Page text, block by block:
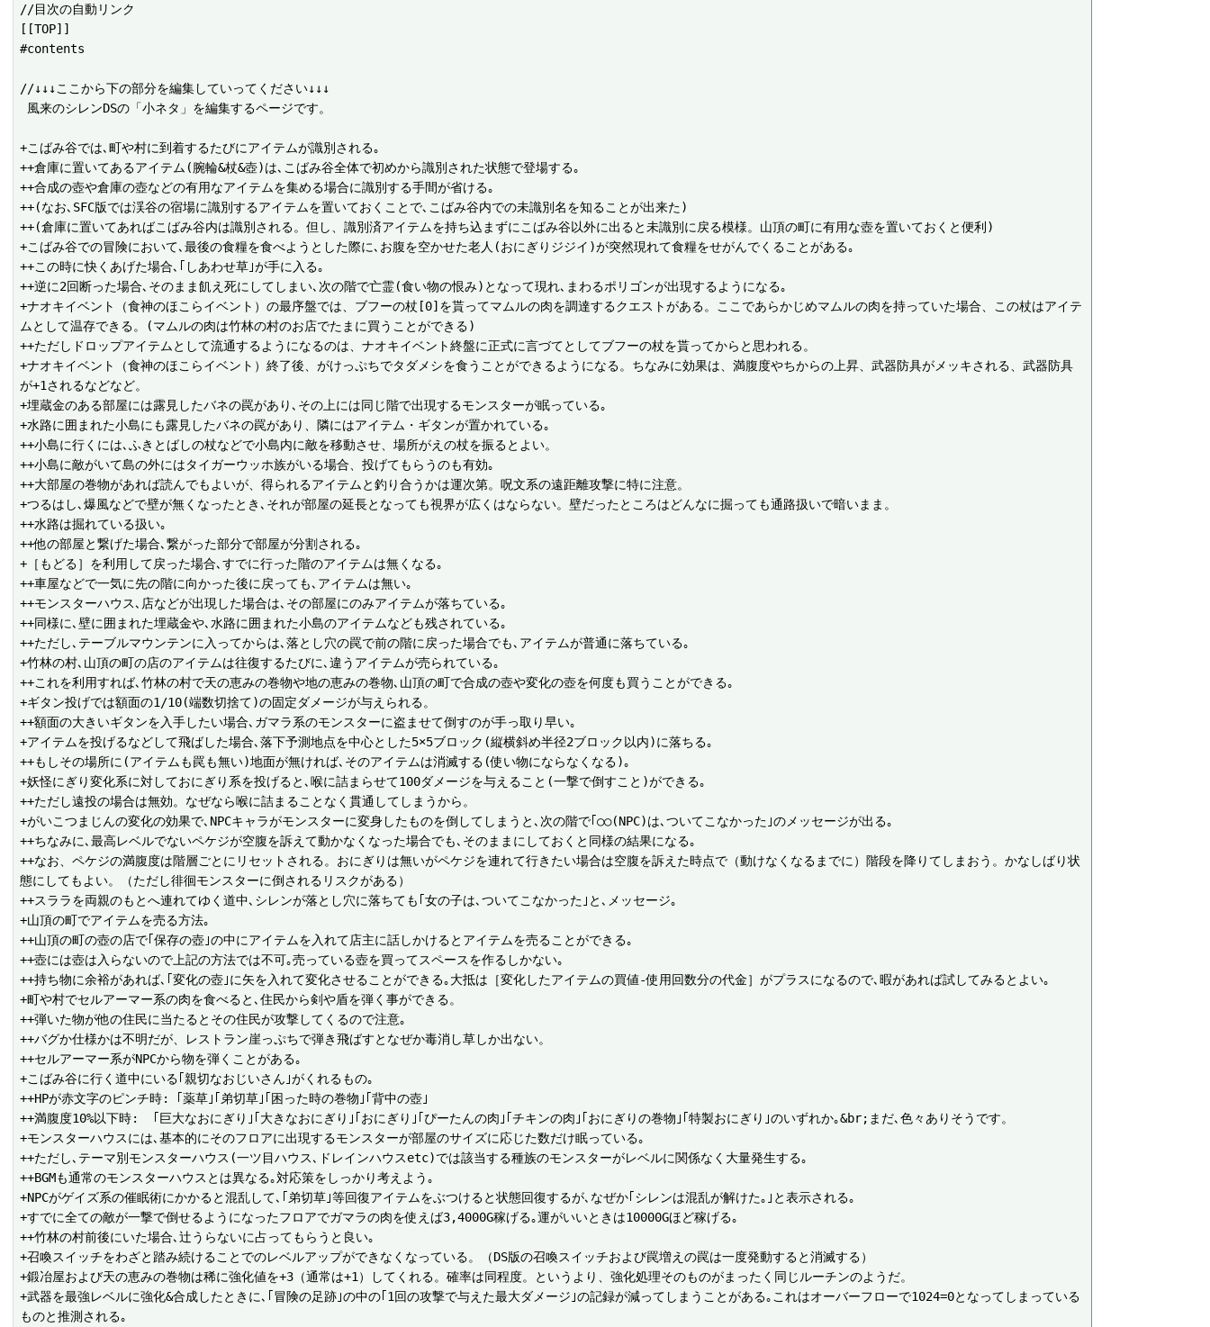
//目次の自動リンク
[[TOP]]
#contents
//↓↓↓ここから下の部分を編集していってください↓↓↓
+こばみ谷では､町や村に到着するたびにアイテムが識別される｡
++倉庫に置いてあるアイテム(腕輪&杖&壺)は､こばみ谷全体で初めから識別された状態で登場する｡
++合成の壺や倉庫の壺などの有用なアイテムを集める場合に識別する手間が省ける｡
++(なお､SFC版では渓谷の宿場に識別するアイテムを置いておくことで､こばみ谷内での未識別名を知ることが出来た)
++(倉庫に置いてあればこばみ谷内は識別される。但し、識別済アイテムを持ち込まずにこばみ谷以外に出ると未識別に戻る模様。山頂の町に有用な壺を置いておくと便利)
+こばみ谷での冒険において､最後の食糧を食べようとした際に､お腹を空かせた老人(おにぎりジジイ)が突然現れて食糧をせがんでくることがある｡
++この時に快くあげた場合､｢しあわせ草｣が手に入る｡
++逆に2回断った場合､そのまま飢え死にしてしまい､次の階で亡霊(食い物の恨み)となって現れ､まわるポリゴンが出現するようになる｡
+ナオキイベント（食神のほこらイベント）の最序盤では、ブフーの杖[0]を貰ってマムルの肉を調達するクエストがある。ここであらかじめマムルの肉を持っていた場合、この杖はアイテ
ムとして温存できる。(マムルの肉は竹林の村のお店でたまに買うことができる)
++ただしドロップアイテムとして流通するようになるのは、ナオキイベント終盤に正式に言づてとしてブフーの杖を貰ってからと思われる。
+ナオキイベント（食神のほこらイベント）終了後、がけっぷちでタダメシを食うことができるようになる。ちなみに効果は、満腹度やちからの上昇、武器防具がメッキされる、武器防具
が+1されるなどなど。
+埋蔵金のある部屋には露見したバネの罠があり､その上には同じ階で出現するモンスターが眠っている｡
+水路に囲まれた小島にも露見したバネの罠があり、隣にはアイテム・ギタンが置かれている｡
++小島に行くには､ふきとばしの杖などで小島内に敵を移動させ、場所がえの杖を振るとよい。
++小島に敵がいて島の外にはタイガーウッホ族がいる場合、投げてもらうのも有効｡
++大部屋の巻物があれば読んでもよいが、得られるアイテムと釣り合うかは運次第。呪文系の遠距離攻撃に特に注意。
+つるはし､爆風などで壁が無くなったとき､それが部屋の延長となっても視界が広くはならない。壁だったところはどんなに掘っても通路扱いで暗いまま。
++水路は掘れている扱い｡
++他の部屋と繋げた場合､繋がった部分で部屋が分割される｡
+［もどる］を利用して戻った場合､すでに行った階のアイテムは無くなる｡
++車屋などで一気に先の階に向かった後に戻っても､アイテムは無い｡
++モンスターハウス､店などが出現した場合は､その部屋にのみアイテムが落ちている｡
++同様に､壁に囲まれた埋蔵金や､水路に囲まれた小島のアイテムなども残されている｡
++ただし､テーブルマウンテンに入ってからは､落とし穴の罠で前の階に戻った場合でも､アイテムが普通に落ちている｡
+竹林の村､山頂の町の店のアイテムは往復するたびに､違うアイテムが売られている｡
++これを利用すれば､竹林の村で天の恵みの巻物や地の恵みの巻物､山頂の町で合成の壺や変化の壺を何度も買うことができる｡
+ギタン投げでは額面の1/10(端数切捨て)の固定ダメージが与えられる。
++額面の大きいギタンを入手したい場合､ガマラ系のモンスターに盗ませて倒すのが手っ取り早い｡
+アイテムを投げるなどして飛ばした場合､落下予測地点を中心とした5×5ブロック(縦横斜め半径2ブロック以内)に落ちる｡
++もしその場所に(アイテムも罠も無い)地面が無ければ､そのアイテムは消滅する(使い物にならなくなる)｡
+妖怪にぎり変化系に対しておにぎり系を投げると､喉に詰まらせて100ダメージを与えること(一撃で倒すこと)ができる｡
++ただし遠投の場合は無効。なぜなら喉に詰まることなく貫通してしまうから。
+がいこつまじんの変化の効果で､NPCキャラがモンスターに変身したものを倒してしまうと､次の階で｢○○(NPC)は､ついてこなかった｣のメッセージが出る｡
++ちなみに､最高レベルでないペケジが空腹を訴えて動かなくなった場合でも､そのままにしておくと同様の結果になる｡
++なお、ペケジの満腹度は階層ごとにリセットされる。おにぎりは無いがペケジを連れて行きたい場合は空腹を訴えた時点で（動けなくなるまでに）階段を降りてしまおう。かなしばり状
態にしてもよい。（ただし徘徊モンスターに倒されるリスクがある）
++スララを両親のもとへ連れてゆく道中､シレンが落とし穴に落ちても｢女の子は､ついてこなかった｣と､メッセージ｡
+山頂の町でアイテムを売る方法｡
++山頂の町の壺の店で｢保存の壺｣の中にアイテムを入れて店主に話しかけるとアイテムを売ることができる｡
++壺には壺は入らないので上記の方法では不可｡売っている壺を買ってスペースを作るしかない｡
++持ち物に余裕があれば､｢変化の壺｣に矢を入れて変化させることができる｡大抵は［変化したアイテムの買値-使用回数分の代金］がプラスになるので､暇があれば試してみるとよい｡
+町や村でセルアーマー系の肉を食べると､住民から剣や盾を弾く事ができる。
++弾いた物が他の住民に当たるとその住民が攻撃してくるので注意｡
++バグか仕様かは不明だが、レストラン崖っぷちで弾き飛ばすとなぜか毒消し草しか出ない。
++セルアーマー系がNPCから物を弾くことがある｡
+こばみ谷に行く道中にいる｢親切なおじいさん｣がくれるもの｡
++HPが赤文字のピンチ時: ｢薬草｣｢弟切草｣｢困った時の巻物｣｢背中の壺｣
++満腹度10%以下時:  ｢巨大なおにぎり｣｢大きなおにぎり｣｢おにぎり｣｢ぴーたんの肉｣｢チキンの肉｣｢おにぎりの巻物｣｢特製おにぎり｣のいずれか｡&br;まだ､色々ありそうです。
+モンスターハウスには､基本的にそのフロアに出現するモンスターが部屋のサイズに応じた数だけ眠っている｡
++ただし､テーマ別モンスターハウス(一ツ目ハウス､ドレインハウスetc)では該当する種族のモンスターがレベルに関係なく大量発生する｡
++BGMも通常のモンスターハウスとは異なる｡対応策をしっかり考えよう｡
+NPCがゲイズ系の催眠術にかかると混乱して､｢弟切草｣等回復アイテムをぶつけると状態回復するが､なぜか｢シレンは混乱が解けた｡｣と表示される｡
+すでに全ての敵が一撃で倒せるようになったフロアでガマラの肉を使えば3,4000G稼げる｡運がいいときは10000Gほど稼げる｡
++竹林の村前後にいた場合､辻うらないに占ってもらうと良い｡
+召喚スイッチをわざと踏み続けることでのレベルアップができなくなっている。（DS版の召喚スイッチおよび罠増えの罠は一度発動すると消滅する）
+鍛冶屋および天の恵みの巻物は稀に強化値を+3（通常は+1）してくれる。確率は同程度。というより、強化処理そのものがまったく同じルーチンのようだ。
+武器を最強レベルに強化&合成したときに､｢冒険の足跡｣の中の｢1回の攻撃で与えた最大ダメージ｣の記録が減ってしまうことがある｡これはオーバーフローで1024=0となってしまっている
ものと推測される｡